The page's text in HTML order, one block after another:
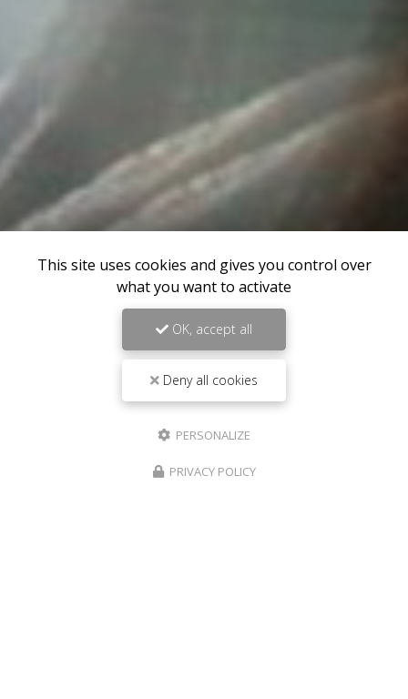
This site uses cookies and gives you control over
what you want to activate
OK, accept all
Deny all cookies
PERSONALIZE
PRIVACY POLICY